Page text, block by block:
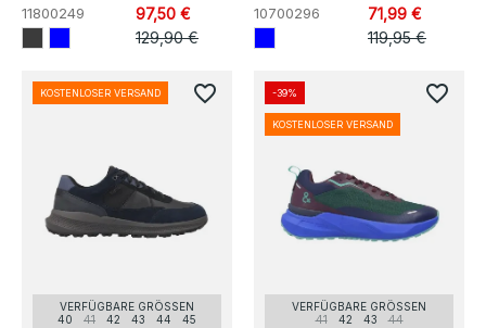
11800249
97,50 €
129,90 €
10700296
71,99 €
119,95 €
VERFÜGBARE GRÖSSEN
40
41 42 43 44 45
KOSTENLOSER VERSAND favorite_border
VERFÜGBARE GRÖSSEN
41
42 43 44
-39%
KOSTENLOSER VERSAND
favorite_border